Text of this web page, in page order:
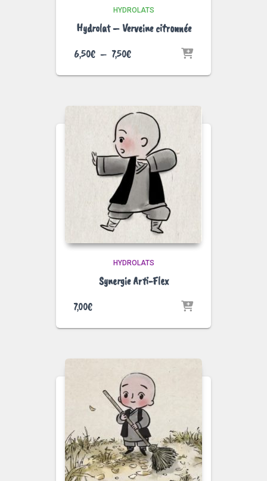
HYDROLATS
Hydrolat – Verveine citronnée
6,50€ – 7,50€Plage
prix :
7,50€
HYDROLATS
Synergie Arti-Flex
7,00€